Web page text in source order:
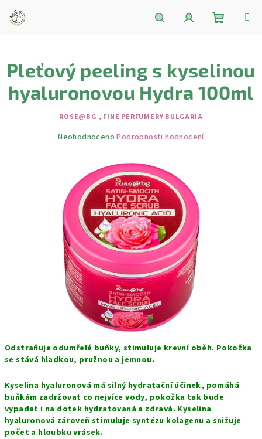
obsah
košík
Odstraňuje odumřelé buňky, stimuluje krevní oběh. Pokožka
se stává hladkou, pružnou a jemnou.
Kyselina hyaluronová má silný hydratační účinek, pomáhá
buňkám zadržovat co nejvíce vody, pokožka tak bude
vypadat i na dotek hydratovaná a zdravá. Kyselina
hyaluronová zároveň stimuluje syntézu kolagenu a snižuje
počet a hloubku vrásek.
Pleťový peeling s kyselinou
hyaluronovou Hydra 100ml
ROSE@BG , FINE PERFUMERY BULGARIA
Průměrné
hvězdiček.
Neohodnoceno Podrobnosti hodnocení